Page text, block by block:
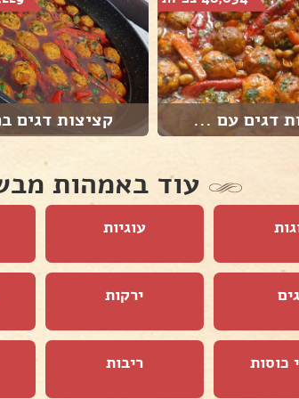
דגים עם ... קציצות דגים
עוד באמהות
עוגיות
ירקות
כוסות ריבות